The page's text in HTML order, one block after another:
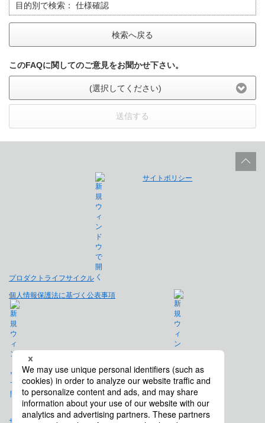
目的別で検索： 仕様確認
検索へ戻る
このFAQに関してのご意見をお聞かせ下さい。
(選択してください)
送信する
プロダクトライフサイクル
サイトポリシー
個人情報保護法に基づく公表事項
免責事項
サイトマップ